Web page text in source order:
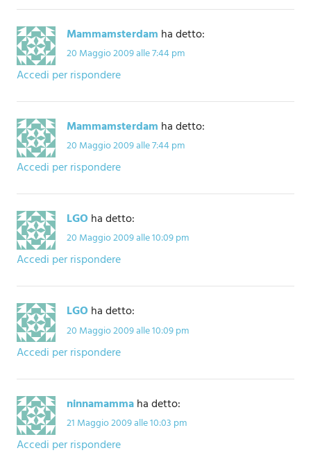
Mammamsterdam ha detto:
20 Maggio 2009 alle 7:44 pm
Accedi per rispondere
Mammamsterdam ha detto:
20 Maggio 2009 alle 7:44 pm
Accedi per rispondere
LGO ha detto:
20 Maggio 2009 alle 10:09 pm
Accedi per rispondere
LGO ha detto:
20 Maggio 2009 alle 10:09 pm
Accedi per rispondere
ninnamammaha detto:
21 Maggio 2009 alle 10:03 pm
Accedi per rispondere